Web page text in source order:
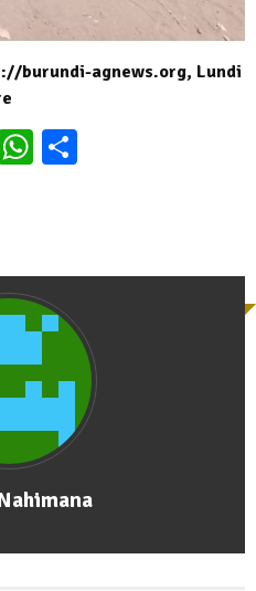
burundi-agnews.org, Lundi
WhatsApp